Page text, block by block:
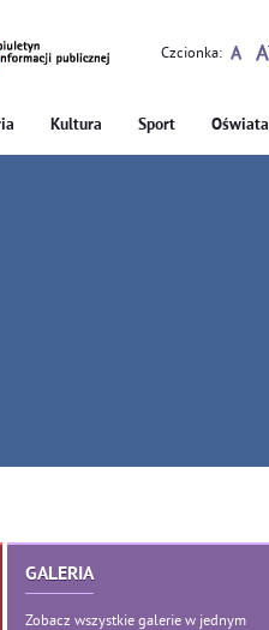
Czcionka:
Kultura Sport Oświata
GALERIA
Zobacz wszystkie galerie w jednym